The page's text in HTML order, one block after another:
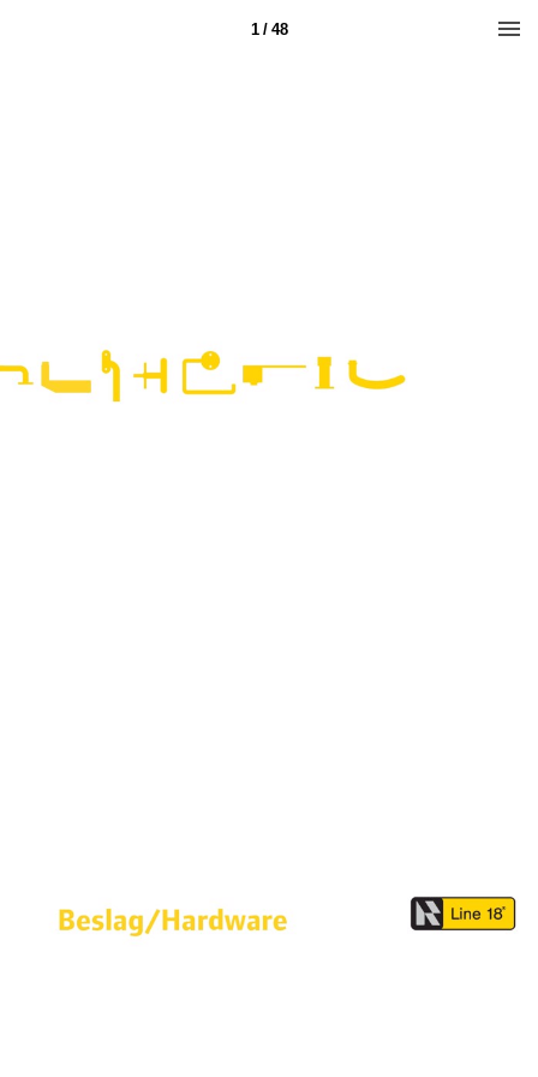
1 / 48